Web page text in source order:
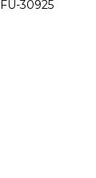
FU-30925